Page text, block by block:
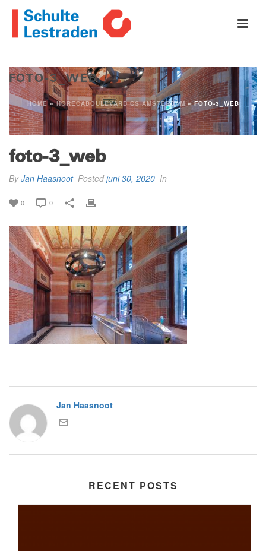
FOTO-3_WEB
HOME»HORECABOULEVARD CS AMSTERDAM»FOTO-3_WEB
foto-3_web
ByJan Haasnoot Postedjuni 30, 2020 In
0 0
Jan Haasnoot
RECENT POSTS